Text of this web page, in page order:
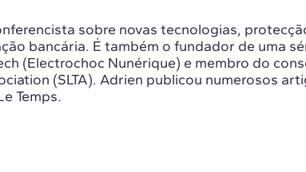
sobre novas tecnologias,
bancária. É também o fundador de uma
(Electrochoc Nunérique) e membro do
(SLTA). Adrien publicou numerosos
Temps.